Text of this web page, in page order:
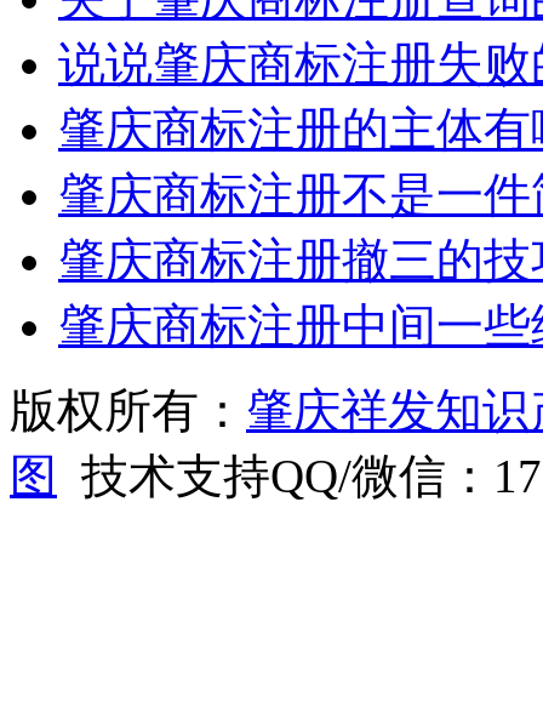
说说肇庆商标注册失
肇庆商标注册的主体有
肇庆商标注册不是一
肇庆商标注册撤三的
肇庆商标注册中间一
版权所有： 肇庆祥发知
图
技术支持QQ/微信：